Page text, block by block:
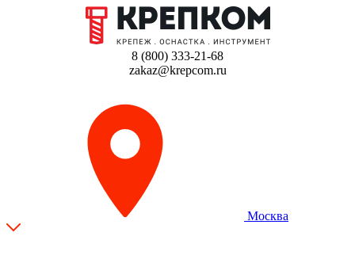
8 (800) 333-21-68
zakaz@krepcom.ru
Москва